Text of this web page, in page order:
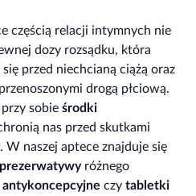
częścią relacji intymnych nie
dozy rozsądku, która
przed niechcianą ciążą oraz
drogą płciową.
sobie środki
nas przed skutkami
W naszej aptece znajduje się
prezerwatywy różnego
antykoncepcyjne czy tabletki